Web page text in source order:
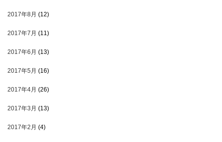
2017年8月 (12)
2017年7月 (11)
2017年6月 (13)
2017年5月 (16)
2017年4月 (26)
2017年3月 (13)
2017年2月 (4)